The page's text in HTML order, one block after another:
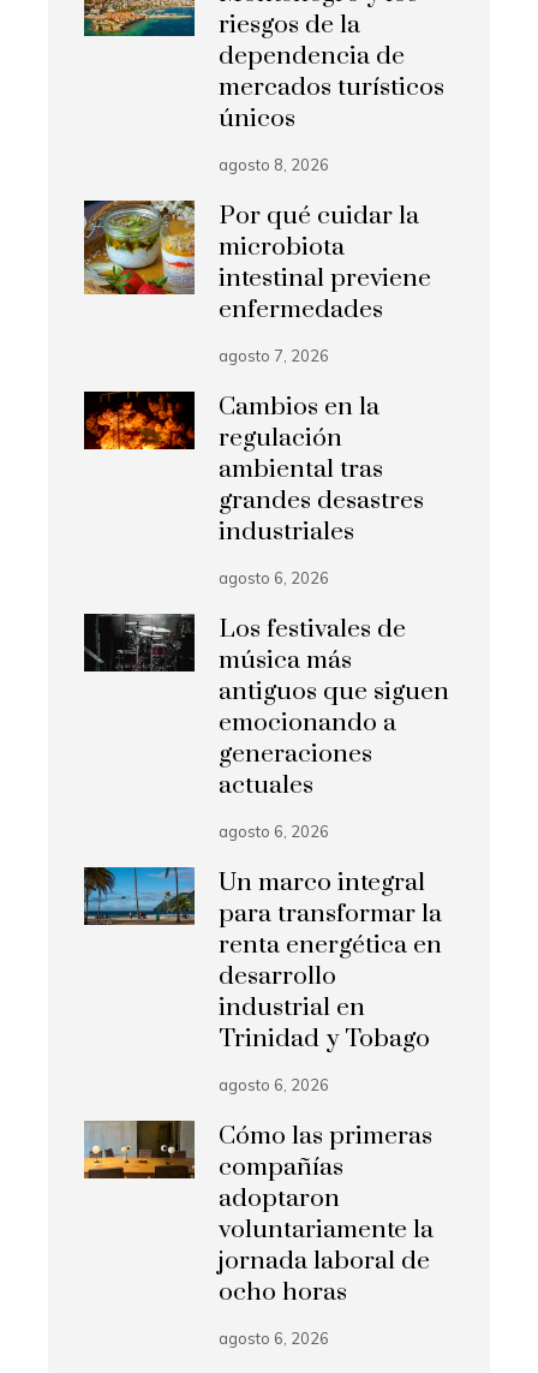
riesgos de la
dependencia de
mercados turísticos
únicos
agosto 8, 2026
Por qué cuidar la
microbiota
intestinal previene
enfermedades
agosto 7, 2026
Cambios en la
regulación
ambiental tras
grandes desastres
industriales
agosto 6, 2026
Los festivales de
música más
antiguos que siguen
emocionando a
generaciones
actuales
agosto 6, 2026
Un marco integral
para transformar la
renta energética en
desarrollo
industrial en
Trinidad y Tobago
agosto 6, 2026
Cómo las primeras
compañías
adoptaron
voluntariamente la
jornada laboral de
ocho horas
agosto 6, 2026